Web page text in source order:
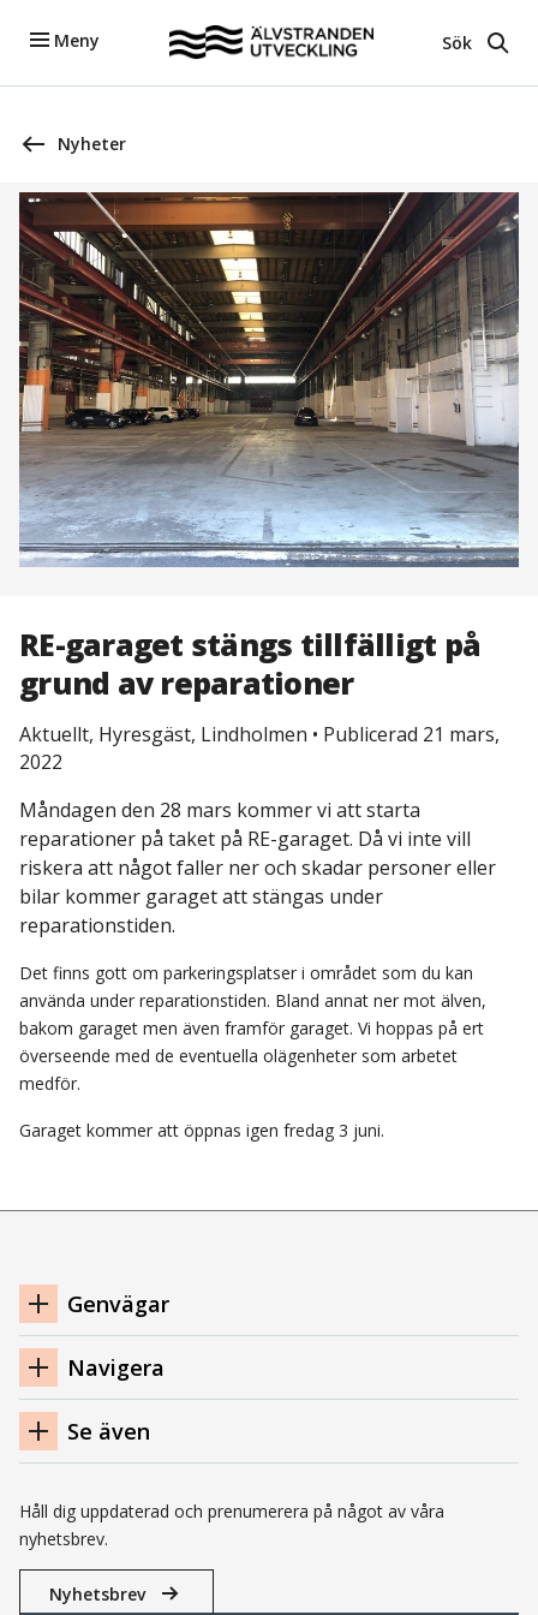
Meny Sök
Nyheter
RE-garaget stängs tillfälligt på
grund av reparationer
Aktuellt, Hyresgäst, Lindholmen • Publicerad 21 mars,
2022
Måndagen den 28 mars kommer vi att starta
reparationer på taket på RE-garaget. Då vi inte vill
riskera att något faller ner och skadar personer eller
bilar kommer garaget att stängas under
reparationstiden.
Det finns gott om parkeringsplatser i området som du kan
använda under reparationstiden. Bland annat ner mot älven,
bakom garaget men även framför garaget. Vi hoppas på ert
överseende med de eventuella olägenheter som arbetet
medför.
Garaget kommer att öppnas igen fredag 3 juni.
Navigation
sidfot
Genvägar
Navigera
Se även
Håll dig uppdaterad och prenumerera på något av våra
nyhetsbrev.
Nyhetsbrev